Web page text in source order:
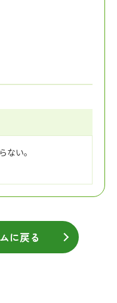
ない。
に戻る